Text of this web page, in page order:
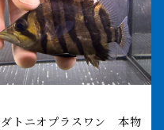
ダトニオプラスワン 本物